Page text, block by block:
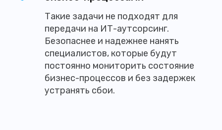
Такие задачи не подходят для
передачи на ИТ-аутсорсинг.
Безопаснее и надежнее нанять
специалистов, которые будут
постоянно мониторить состояние
бизнес-процессов и без задержек
устранять сбои.